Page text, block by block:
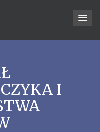
I